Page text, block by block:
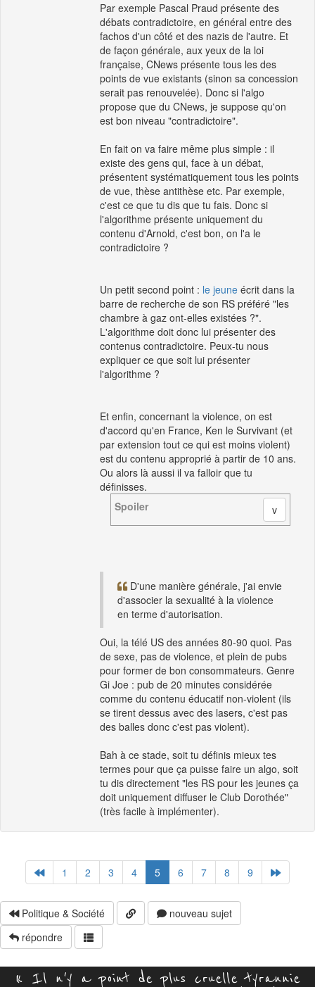
Par exemple Pascal Praud présente des
débats contradictoire, en général entre des
fachos d'un côté et des nazis de l'autre. Et
de façon générale, aux yeux de la loi
française, CNews présente tous les des
points de vue existants (sinon sa concession
serait pas renouvelée). Donc si l'algo
propose que du CNews, je suppose qu'on
est bon niveau "contradictoire".
En fait on va faire même plus simple : il
existe des gens qui, face à un débat,
présentent systématiquement tous les points
de vue, thèse antithèse etc. Par exemple,
c'est ce que tu dis que tu fais. Donc si
l'algorithme présente uniquement du
contenu d'Arnold, c'est bon, on l'a le
contradictoire ?
Un petit second point : le jeune écrit dans la
barre de recherche de son RS préféré "les
chambre à gaz ont-elles existées ?".
L'algorithme doit donc lui présenter des
contenus contradictoire. Peux-tu nous
expliquer ce que soit lui présenter
l'algorithme ?
Et enfin, concernant la violence, on est
d'accord qu'en France, Ken le Survivant (et
par extension tout ce qui est moins violent)
est du contenu approprié à partir de 10 ans.
Ou alors là aussi il va falloir que tu
définisses.
Spoiler
D'une manière générale, j'ai envie
d'associer la sexualité à la violence
en terme d'autorisation.
Oui, la télé US des années 80-90 quoi. Pas
de sexe, pas de violence, et plein de pubs
pour former de bon consommateurs. Genre
Gi Joe : pub de 20 minutes considérée
comme du contenu éducatif non-violent (ils
se tirent dessus avec des lasers, c'est pas
des balles donc c'est pas violent).
Bah à ce stade, soit tu définis mieux tes
termes pour que ça puisse faire un algo, soit
tu dis directement "les RS pour les jeunes ça
doit uniquement diffuser le Club Dorothée"
(très facile à implémenter).
1 2 3 4 5 6 7 8 9
Politique & Société
nouveau sujet
répondre
« Il n'y a point de plus cruelle tyrannie